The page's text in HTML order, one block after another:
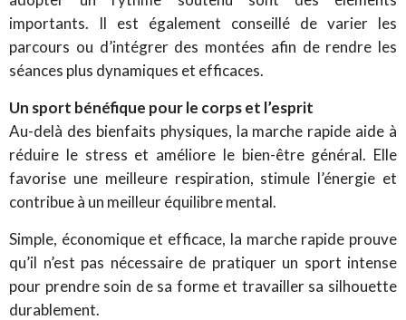
importants. Il est également conseillé de varier les
parcours ou d’intégrer des montées afin de rendre les
séances plus dynamiques et efficaces.
Un sport bénéfique pour le corps et l’esprit
Au-delà des bienfaits physiques, la marche rapide aide à
réduire le stress et améliore le bien-être général. Elle
favorise une meilleure respiration, stimule l’énergie et
contribue à un meilleur équilibre mental.
Simple, économique et efficace, la marche rapide prouve
qu’il n’est pas nécessaire de pratiquer un sport intense
pour prendre soin de sa forme et travailler sa silhouette
durablement.